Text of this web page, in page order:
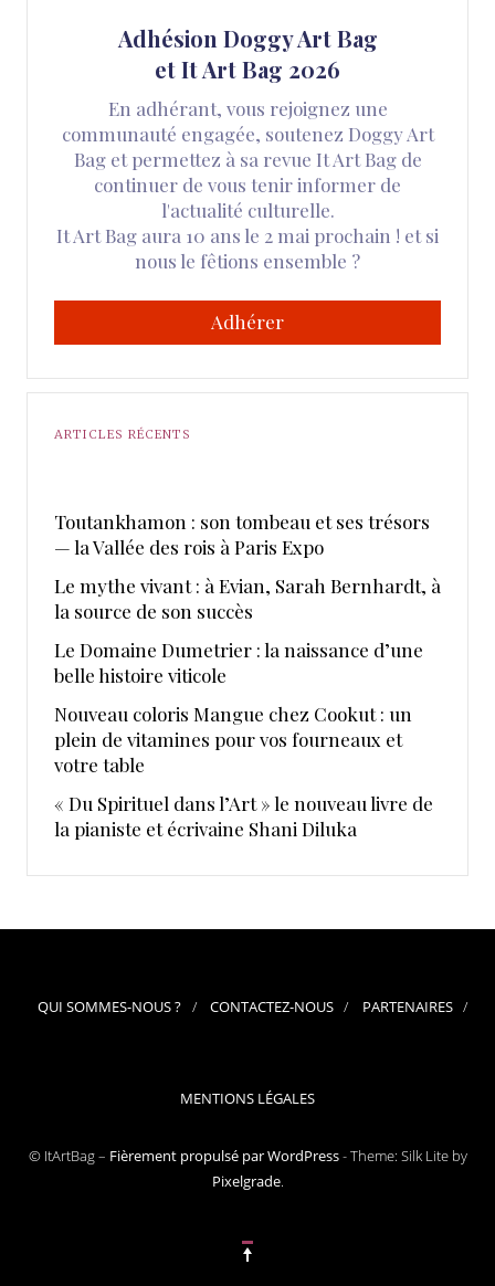
Adhésion Doggy Art Bag
et It Art Bag 2026
En adhérant, vous rejoignez une
communauté engagée, soutenez Doggy Art
Bag et permettez à sa revue It Art Bag de
continuer de vous tenir informer de
l'actualité culturelle.
It Art Bag aura 10 ans le 2 mai prochain ! et si
nous le fêtions ensemble ?
Adhérer
ARTICLES RÉCENTS
Toutankhamon : son tombeau et ses trésors
— la Vallée des rois à Paris Expo
Le mythe vivant : à Evian, Sarah Bernhardt, à
la source de son succès
Le Domaine Dumetrier : la naissance d’une
belle histoire viticole
Nouveau coloris Mangue chez Cookut : un
plein de vitamines pour vos fourneaux et
votre table
« Du Spirituel dans l’Art » le nouveau livre de
la pianiste et écrivaine Shani Diluka
QUI SOMMES-NOUS ? CONTACTEZ-NOUS PARTENAIRES
MENTIONS LÉGALES
© ItArtBag – Fièrement propulsé par WordPress-Theme: Silk Lite by
Pixelgrade.